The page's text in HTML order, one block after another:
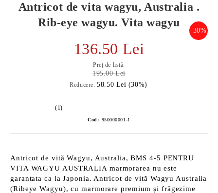
Antricot de vita wagyu, Australia .
Rib-eye wagyu. Vita wagyu
-30%
136.50 Lei
Preț de listă:
195.00 Lei
Reducere: 58.50 Lei (30%)
(1)
Cod: 950000001-1
Antricot de vită Wagyu, Australia, BMS 4-5 PENTRU
VITA WAGYU AUSTRALIA marmorarea nu este
garantata ca la Japonia. Antricot de vită Wagyu Australia
(Ribeye Wagyu), cu marmorare premium și frăgezime